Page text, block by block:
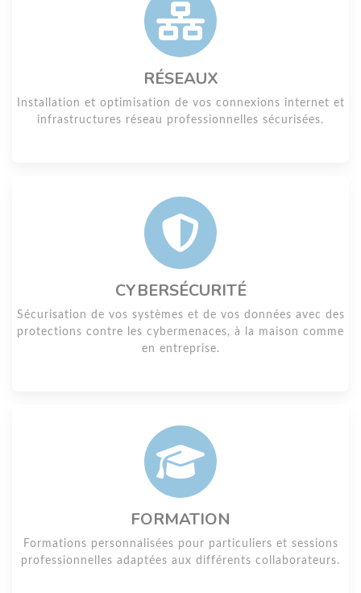
RÉSEAUX
Installation et optimisation de vos connexions internet et
infrastructures réseau professionnelles sécurisées.
CYBERSÉCURITÉ
Sécurisation de vos systèmes et de vos données avec des
protections contre les cybermenaces, à la maison comme
en entreprise.
FORMATION
Formations personnalisées pour particuliers et sessions
professionnelles adaptées aux différents collaborateurs.